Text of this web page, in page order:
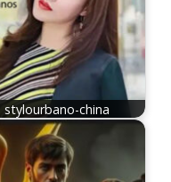
stylourbano-china